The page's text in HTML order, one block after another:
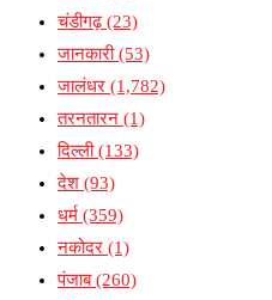
चंडीगढ़(23)
जानकारी(53)
जालंधर (1,782)
तरनतारन (1)
दिल्ली(133)
देश (93)
धर्म (359)
नकोदर (1)
पंजाब(260)